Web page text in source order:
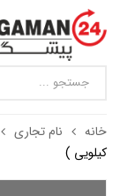
خانه نام تجاری
کیلویی )